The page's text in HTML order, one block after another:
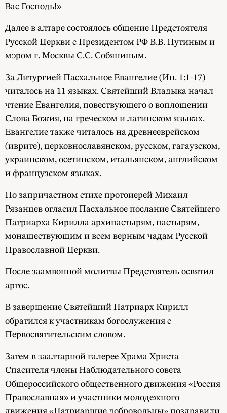
Вас Господь!»
Далее в алтаре состоялось общение Предстоятеля
Русской Церкви с Президентом РФ В.В. Путиным и
мэром г. Москвы С.С. Собяниным.
За Литургией Пасхальное Евангелие (Ин. 1:1-17)
читалось на 11 языках. Святейший Владыка начал
чтение Евангелия, повествующего о воплощении
Слова Божия, на греческом и латинском языках.
Евангелие также читалось на древнееврейском
(иврите), церковнославянском, русском, гагаузском,
украинском, осетинском, итальянском, английском
и французском языках.
По запричастном стихе протоиерей Михаил
Рязанцев огласил Пасхальное послание Святейшего
Патриарха Кирилла архипастырям, пастырям,
монашествующим и всем верным чадам Русской
Православной Церкви.
После заамвонной молитвы Предстоятель освятил
артос.
В завершение Святейший Патриарх Кирилл
обратился к участникам богослужения с
Первосвятительским словом.
Затем в заалтарной галерее Храма Христа
Спасителя члены Наблюдательного совета
Общероссийского общественного движения «Россия
Православная» и участники молодежного